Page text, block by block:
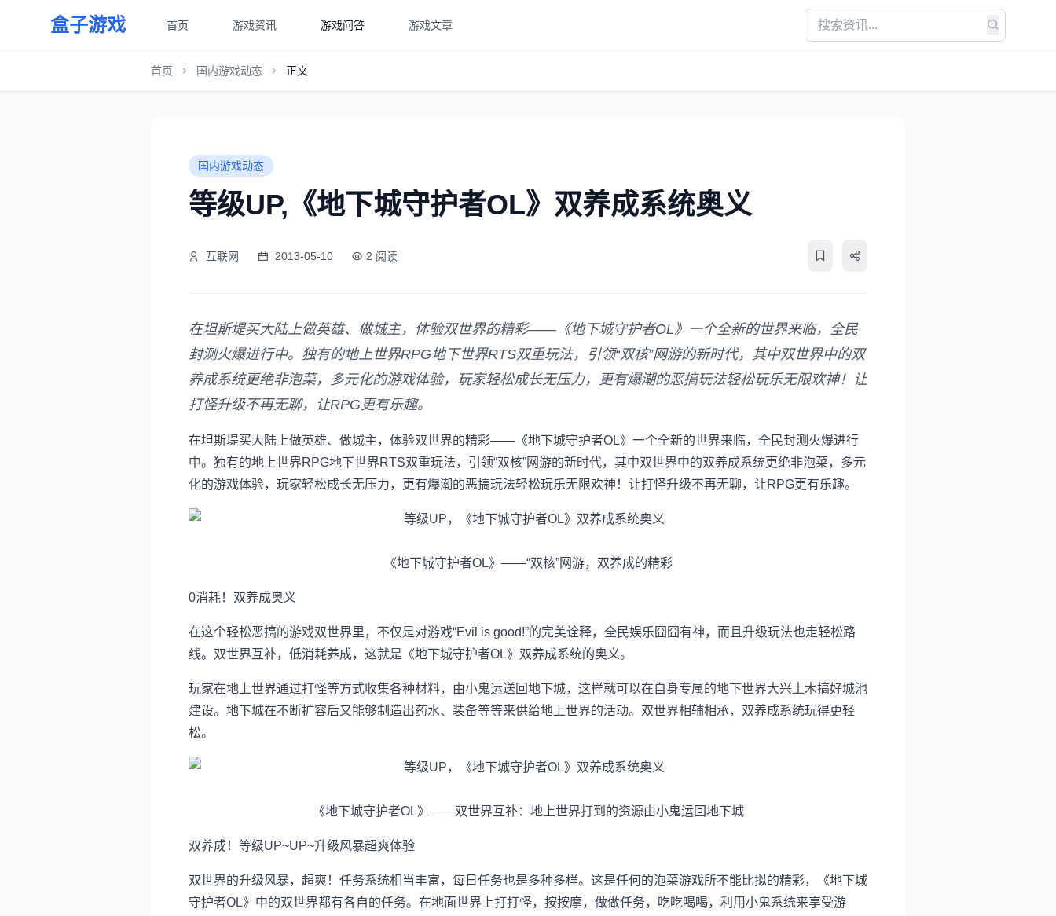
盒子游戏 首页 游戏资讯 游戏问答 游戏文章
首页 国内游戏动态 正文
国内游戏动态
等级UP,《地下城守护者OL》双养成系统奥义
互联网 2013-05-10 2 阅读
在坦斯堤买大陆上做英雄、做城主，体验双世界的精彩——《地下城守护者OL》一个全新的世界来临，全民
封测火爆进行中。独有的地上世界RPG地下世界RTS双重玩法，引领“双核”网游的新时代，其中双世界中的双
养成系统更绝非泡菜，多元化的游戏体验，玩家轻松成长无压力，更有爆潮的恶搞玩法轻松玩乐无限欢神！让
打怪升级不再无聊，让RPG更有乐趣。
在坦斯堤买大陆上做英雄、做城主，体验双世界的精彩——《地下城守护者OL》一个全新的世界来临，全民封测火爆进行
中。独有的地上世界RPG地下世界RTS双重玩法，引领“双核”网游的新时代，其中双世界中的双养成系统更绝非泡菜，多元
化的游戏体验，玩家轻松成长无压力，更有爆潮的恶搞玩法轻松玩乐无限欢神！让打怪升级不再无聊，让RPG更有乐趣。
《地下城守护者OL》——“双核”网游，双养成的精彩
0消耗！双养成奥义
在这个轻松恶搞的游戏双世界里，不仅是对游戏“Evil is good!”的完美诠释，全民娱乐囧囧有神，而且升级玩法也走轻松路
线。双世界互补，低消耗养成，这就是《地下城守护者OL》双养成系统的奥义。
玩家在地上世界通过打怪等方式收集各种材料，由小鬼运送回地下城，这样就可以在自身专属的地下世界大兴土木搞好城池
建设。地下城在不断扩容后又能够制造出药水、装备等等来供给地上世界的活动。双世界相辅相承，双养成系统玩得更轻
松。
《地下城守护者OL》——双世界互补：地上世界打到的资源由小鬼运回地下城
双养成！等级UP~UP~升级风暴超爽体验
双世界的升级风暴，超爽！任务系统相当丰富，每日任务也是多种多样。这是任何的泡菜游戏所不能比拟的精彩，《地下城
守护者OL》中的双世界都有各自的任务。在地面世界上打打怪，按按摩，做做任务，吃吃喝喝，利用小鬼系统来享受游